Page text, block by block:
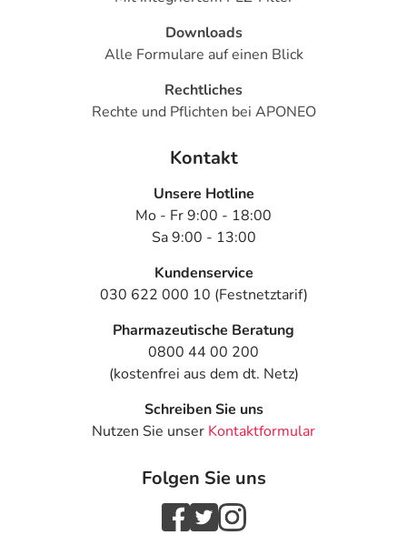
Downloads
Alle Formulare auf einen Blick
Rechtliches
Rechte und Pflichten bei APONEO
Kontakt
Unsere Hotline
Mo - Fr 9:00 - 18:00
Sa 9:00 - 13:00
Kundenservice
030 622 000 10 (Festnetztarif)
Pharmazeutische Beratung
0800 44 00 200
(kostenfrei aus dem dt. Netz)
Schreiben Sie uns
Nutzen Sie unser Kontaktformular
Folgen Sie uns